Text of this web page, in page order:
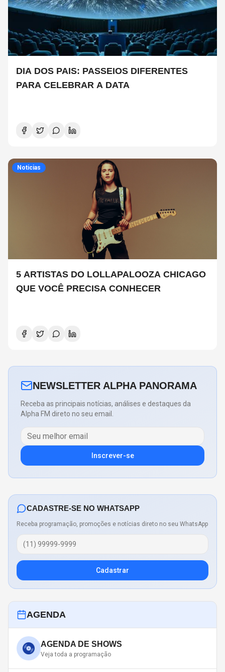
DIA DOS PAIS: PASSEIOS DIFERENTES
PARA CELEBRAR A DATA
Noticias
5 ARTISTAS DO LOLLAPALOOZA CHICAGO
QUE VOCÊ PRECISA CONHECER
NEWSLETTER ALPHA PANORAMA
Receba as principais notícias, análises e destaques da
Alpha FM direto no seu email.
Inscrever-se
CADASTRE-SE NO WHATSAPP
Receba programação, promoções e notícias direto no seu WhatsApp
Cadastrar
AGENDA
AGENDA DE SHOWS
Veja toda a programação